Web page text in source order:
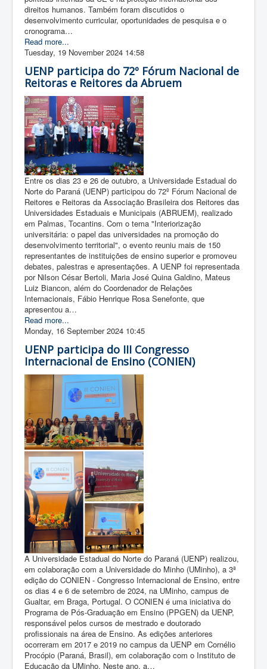
direitos humanos. Também foram discutidos o
desenvolvimento curricular, oportunidades de pesquisa e o
cronograma…
Read more...
Tuesday, 19 November 2024 14:58
UENP participa do 72º Fórum Nacional de
Reitoras e Reitores da Abruem
Entre os dias 23 e 26 de outubro, a Universidade Estadual do
Norte do Paraná (UENP) participou do 72º Fórum Nacional de
Reitores e Reitoras da Associação Brasileira dos Reitores das
Universidades Estaduais e Municipais (ABRUEM), realizado
em Palmas, Tocantins. Com o tema "Interiorização
universitária: o papel das universidades na promoção do
desenvolvimento territorial", o evento reuniu mais de 150
representantes de instituições de ensino superior e promoveu
debates, palestras e apresentações. A UENP foi representada
por Nilson César Bertoli, Maria José Quina Galdino, Mateus
Luiz Biancon, além do Coordenador de Relações
Internacionais, Fábio Henrique Rosa Senefonte, que
apresentou a…
Read more...
Monday, 16 September 2024 10:45
UENP participa do III Congresso
Internacional de Ensino (CONIEN)
A Universidade Estadual do Norte do Paraná (UENP) realizou,
em colaboração com a Universidade do Minho (UMinho), a 3ª
edição do CONIEN - Congresso Internacional de Ensino, entre
os dias 4 e 6 de setembro de 2024, na UMinho, campus de
Gualtar, em Braga, Portugal. O CONIEN é uma iniciativa do
Programa de Pós-Graduação em Ensino (PPGEN) da UENP,
responsável pelos cursos de mestrado e doutorado
profissionais na área de Ensino. As edições anteriores
ocorreram em 2017 e 2019 no campus da UENP em Cornélio
Procópio (Paraná, Brasil), em colaboração com o Instituto de
Educação da UMinho. Neste ano, a…